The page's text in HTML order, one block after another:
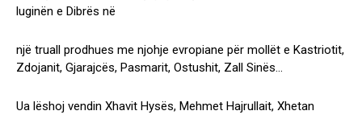
luginën e Dibrës në
një truall prodhues me njohje evropiane për mollët e Kastriotit,
Zdojanit, Gjarajcës, Pasmarit, Ostushit, Zall Sinës…
Ua lëshoj vendin Xhavit Hysës, Mehmet Hajrullait, Xhetan